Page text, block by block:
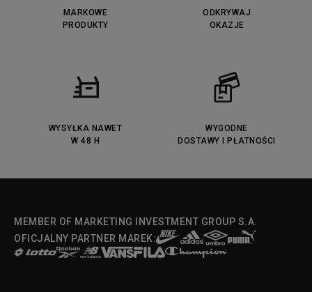
MARKOWE
PRODUKTY
ODKRYWAJ
OKAZJE
WYSYŁKA NAWET
W 48 H
WYGODNE
DOSTAWY I PŁATNOŚCI
MEMBER OF MARKETING INVESTMENT GROUP S.A.
OFICJALNY PARTNER MAREK: